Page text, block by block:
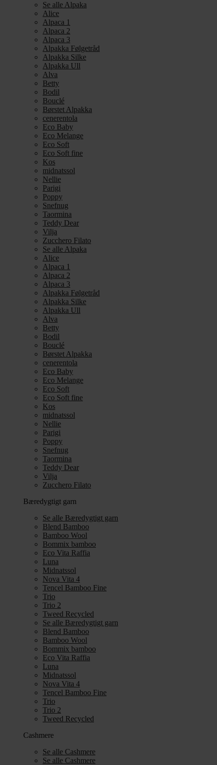
Se alle Alpaka
Alice
Alpaca 1
Alpaca 2
Alpaca 3
Alpakka Følgetråd
Alpakka Silke
Alpakka Ull
Alva
Betty
Bodil
Bouclé
Børstet Alpakka
cenerentola
Eco Baby
Eco Melange
Eco Soft
Eco Soft fine
Kos
midnatssol
Nellie
Parigi
Poppy
Snefnug
Taormina
Teddy Dear
Vilja
Zucchero Filato
Se alle Alpaka
Alice
Alpaca 1
Alpaca 2
Alpaca 3
Alpakka Følgetråd
Alpakka Silke
Alpakka Ull
Alva
Betty
Bodil
Bouclé
Børstet Alpakka
cenerentola
Eco Baby
Eco Melange
Eco Soft
Eco Soft fine
Kos
midnatssol
Nellie
Parigi
Poppy
Snefnug
Taormina
Teddy Dear
Vilja
Zucchero Filato
Bæredygtigt garn
Se alle Bæredygtigt garn
Blend Bamboo
Bamboo Wool
Bommix bamboo
Eco Vita Raffia
Luna
Midnatssol
Nova Vita 4
Tencel Bamboo Fine
Trio
Trio 2
Tweed Recycled
Se alle Bæredygtigt garn
Blend Bamboo
Bamboo Wool
Bommix bamboo
Eco Vita Raffia
Luna
Midnatssol
Nova Vita 4
Tencel Bamboo Fine
Trio
Trio 2
Tweed Recycled
Cashmere
Se alle Cashmere
Se alle Cashmere